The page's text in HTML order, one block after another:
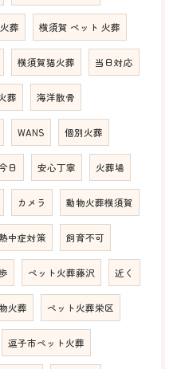
葬 横須賀 ペット 火葬
横須賀猫火葬 当日対応
葬 海洋散骨
WANS 個別火葬
日 安心丁寧 火葬場
カメラ 動物火葬横須賀
中症対策 飼育不可
ペット火葬藤沢 近く
火葬 ペット火葬栄区
逗子市ペット火葬